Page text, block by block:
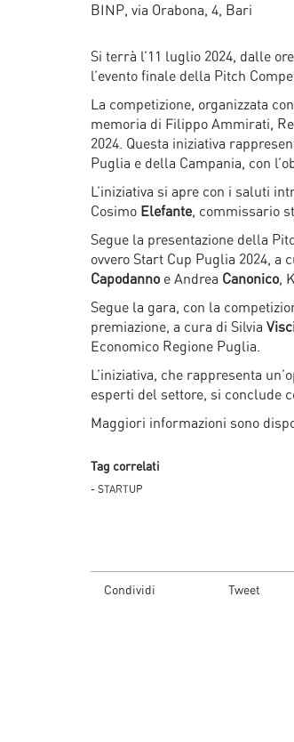
BINP, via Orabona, 4, Bari
Si terrà l’11 luglio 2024, dalle
l’evento finale della Pitch
La competizione, organizzata
memoria di Filippo Ammirati,
2024. Questa iniziativa
Puglia e della Campania, con
L’iniziativa si apre con i saluti
Cosimo Elefante, commissario
Segue la presentazione della
ovvero Start Cup Puglia 2024, a
Capodanno e Andrea Canonico,
Segue la gara, con la
premiazione, a cura di Silvia
Economico Regione Puglia.
L’iniziativa, che rappresenta
esperti del settore, si conclude
Maggiori informazioni sono
Tag correlati
- STARTUP
Condividi Tweet